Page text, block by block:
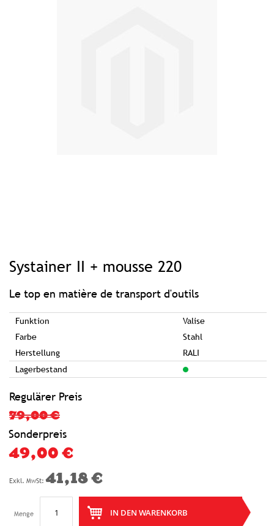
Systainer II + mousse 220
Le top en matière de transport d'outils
Funktion
Valise
Farbe
Stahl
Herstellung
RALI
Lagerbestand
Regulärer Preis
79,00 €
Sonderpreis
49,00 €
41,18 €
Menge IN DEN WARENKORB
Bildgalerie
springen